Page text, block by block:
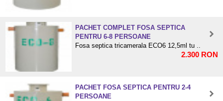
PACHET COMPLET FOSA SEPTICA
PENTRU 6-8 PERSOANE
Fosa septica tricamerala ECO6 12,5ml tu ..
2.300 RON
PACHET FOSA SEPTICA PENTRU 2-4
PERSOANE